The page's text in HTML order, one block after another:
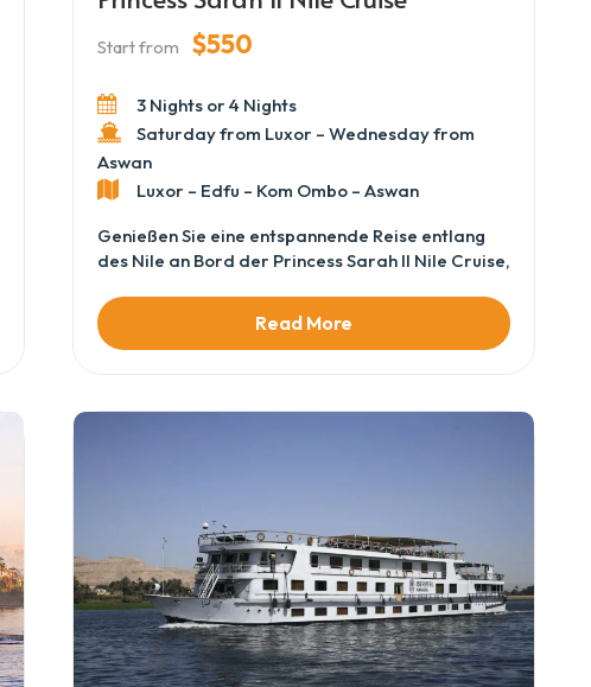
Start from $550
3 Nights or 4 Nights
Saturday from Luxor – Wednesday from
Aswan
Luxor – Edfu – Kom Ombo – Aswan
Genießen Sie eine entspannende Reise entlang
des Nile an Bord der Princess Sarah II Nile Cruise,
aufeinandertreffen. Vom Moment Ihrer Ankunft
an Bord werden Sie von einer freundlichen Crew
zwischen Luxor und Aswan segelt, genießen Sie
komfortablen Kabinen, köstlichen Mahlzeiten und
ruhigen Bereichen zum Entspannen zurück. Ob Sie
auf dem Sonnendeck entspannen oder den
Sonnenuntergang über dem Nile beobachten –
die Princess Sarah II bietet ein sanftes,
angenehmes und unvergessliches
Read More